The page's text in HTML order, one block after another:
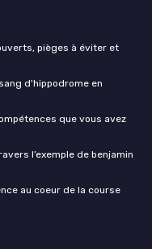
pièges à éviter et
d'hippodrome en
que vous avez
l’exemple de benjamin
au coeur de la course